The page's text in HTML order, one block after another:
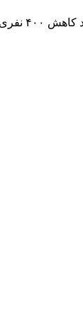
دادستان تهران بیان